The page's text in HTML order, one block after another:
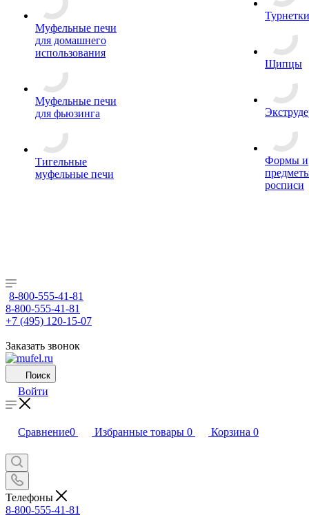
Муфельные печи
для домашнего
использования
Муфельные печи
для фьюзинга
Тигельные
муфельные печи
Турнетки
Щипцы
Формы и
росписи
8-800-555-41-81
8-800-555-41-81
+7 (495) 120-15-07
Заказать звонок
Поиск
Войти
Сравнение0 Избранные товары 0 Корзина 0
Телефоны
8-800-555-41-81